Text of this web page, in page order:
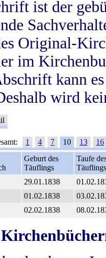
ist der
Original-
im
kann
wird
1 4 7 10 13
16
Geburt des
Täuflings
Taufe
Täuflings
29.01.1838
01.02.1838
02.02.1838